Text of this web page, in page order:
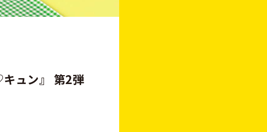
キュン』 第2弾